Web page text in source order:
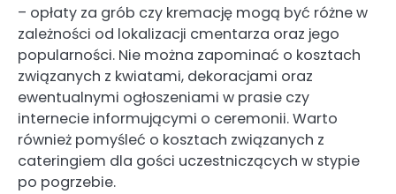
– opłaty za grób czy kremację mogą być różne w
zależności od lokalizacji cmentarza oraz jego
popularności. Nie można zapominać o kosztach
związanych z kwiatami, dekoracjami oraz
ewentualnymi ogłoszeniami w prasie czy
internecie informującymi o ceremonii. Warto
również pomyśleć o kosztach związanych z
cateringiem dla gości uczestniczących w stypie
po pogrzebie.